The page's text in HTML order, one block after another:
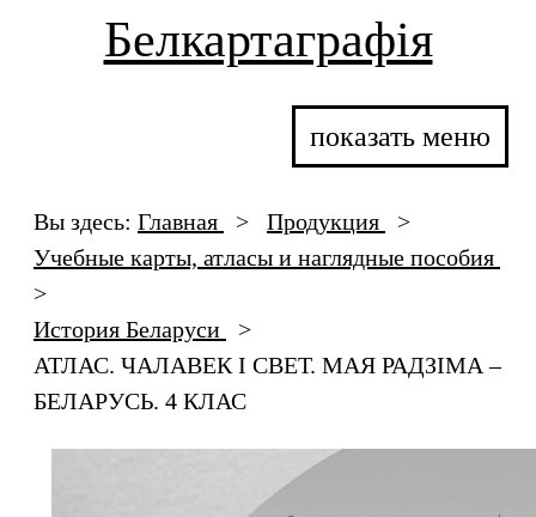
Белкартаграфія
показать меню
Вы здесь: Главная > Продукция
>
Учебные карты, атласы и наглядные пособия
>
История Беларуси
>
АТЛАС. ЧАЛАВЕК І СВЕТ. МАЯ РАДЗІМА –
БЕЛАРУСЬ. 4 КЛАС